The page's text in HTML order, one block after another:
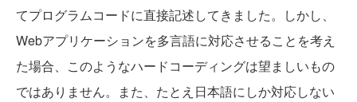
てプログラムコードに直接記述してきました。しかし、
Webアプリケーションを多言語に対応させることを考え
た場合、このようなハードコーディングは望ましいもの
ではありません。また、たとえ日本語にしか対応しない